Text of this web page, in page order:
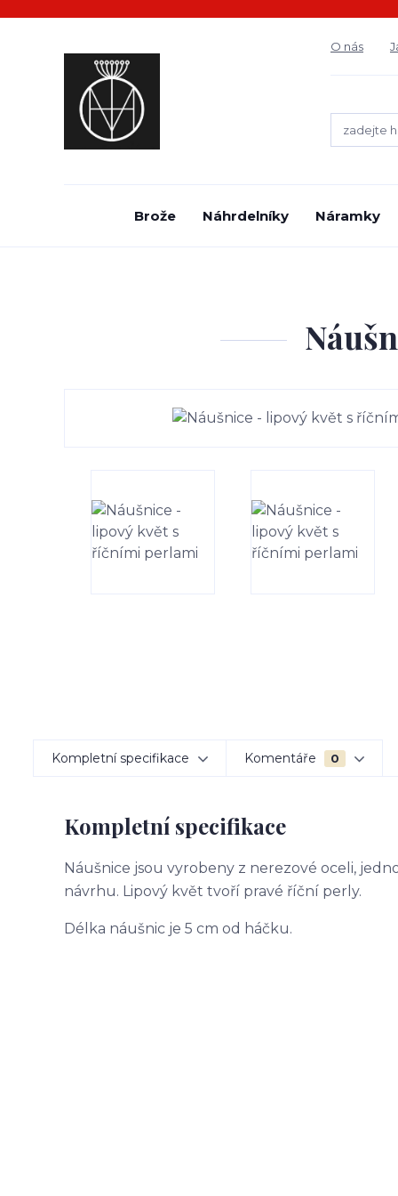
O nás
Brože Náhrdelníky Náramky
Kompletní specifikace Komentáře 0
Kompletní specifikace
Náušnice jsou vyrobeny z nerezové oceli,
návrhu. Lipový květ tvoří pravé říční perly.
Délka náušnic je 5 cm od háčku.